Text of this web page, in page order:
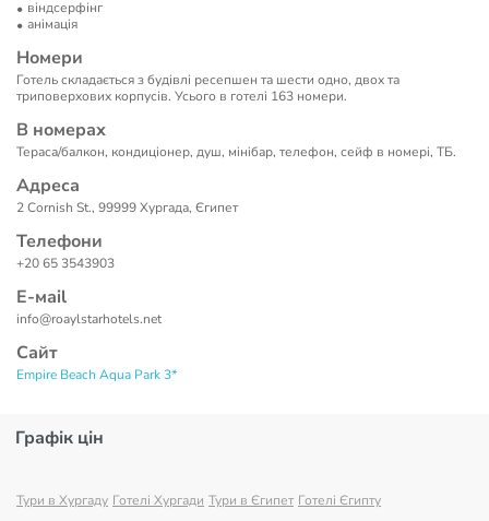
віндсерфінг
анімація
Номери
Готель складається з будівлі ресепшен та шести одно, двох та
триповерхових корпусів. Усього в готелі 163 номери.
В номерах
Тераса/балкон, кондиціонер, душ, мiнiбар, телефон, сейф в номерi, ТБ.
Адреса
2 Cornish St., 99999 Хургада, Єгипет
Телефони
+20 65 3543903
Е-маil
info@roaylstarhotels.net
Сайт
Empire Beach Aqua Park 3*
Графік цін
Тури в Хургаду Готелі Хургади Тури в Єгипет Готелі Єгипту